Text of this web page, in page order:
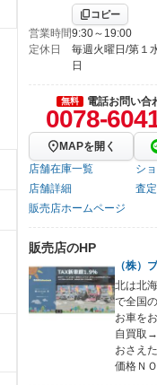
コピー
営業時間9:30～19:00
定休日
毎週火曜日/第１
日
無料 電話お問い合
0078-
MAPを開く
店舗在庫一覧
シ
店舗詳細
査
販売店ホームページ
販売店のHP
（株）
北は北
で全国
お車を
自買取
おさえ
価格Ｎ